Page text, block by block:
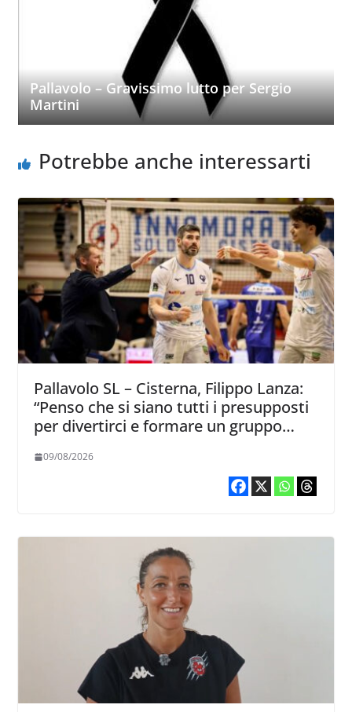
Pallavolo – Gravissimo lutto per Sergio
Martini
Potrebbe anche interessarti
Pallavolo SL – Cisterna, Filippo Lanza:
“Penso che si siano tutti i presupposti
per divertirci e formare un gruppo
09/08/2026